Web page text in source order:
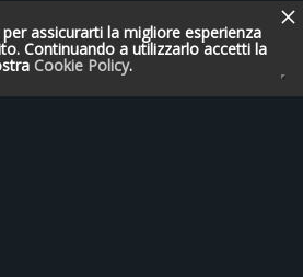
assicurarti la migliore esperienza
Continuando a utilizzarlo accetti la
Cookie Policy.